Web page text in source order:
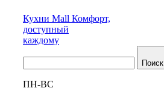
Кухни Mall Комфорт,
доступный
каждому
Поиск
ПН-ВС